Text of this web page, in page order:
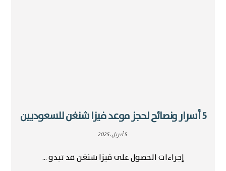
5 أسرار ونصائح لحجز موعد فيزا شنغن للسعوديين
5 أبريل، 2025
إجراءات الحصول على فيزا شنغن قد تبدو ...